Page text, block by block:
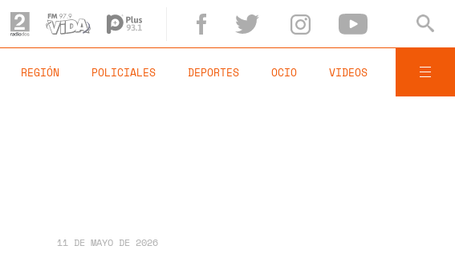
REGIÓN POLICIALES DEPORTES OCIO VIDEOS
11 DE MAYO DE 2026